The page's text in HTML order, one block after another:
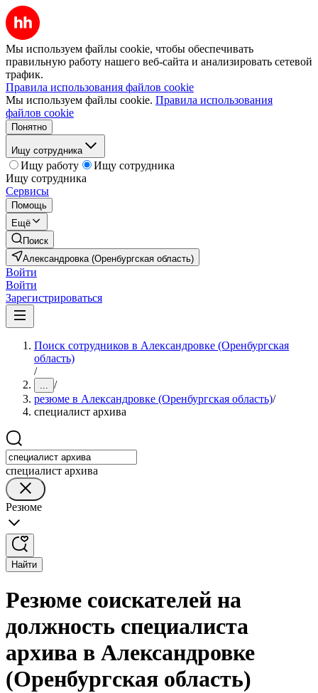
Мы используем файлы cookie, чтобы обеспечивать
правильную работу нашего веб-сайта и анализировать сетевой
трафик.
Правила использования файлов cookie
Мы используем файлы cookie. Правила использования
файлов cookie
Понятно
Ищу сотрудника
Ищу работу
Ищу сотрудника
Ищу сотрудника
Сервисы
Помощь
Ещё
Поиск
Александровка (Оренбургская область)
Войти
Войти
Зарегистрироваться
Поиск сотрудников в Александровке (Оренбургская
область)
/
... /
резюме в Александровке (Оренбургская область)/
специалист архива
специалист архива
Резюме
Найти
Резюме соискателей на
должность специалиста
архива в Александровке
(Оренбургская область)